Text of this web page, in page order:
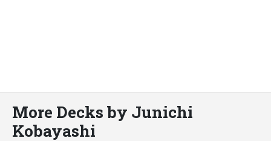
More Decks by Junichi
Kobayashi